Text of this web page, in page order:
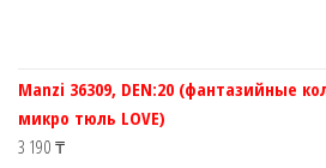
Manzi 36309, DEN:20 (фантазийные
микро тюль LOVE)
3 190 ₸